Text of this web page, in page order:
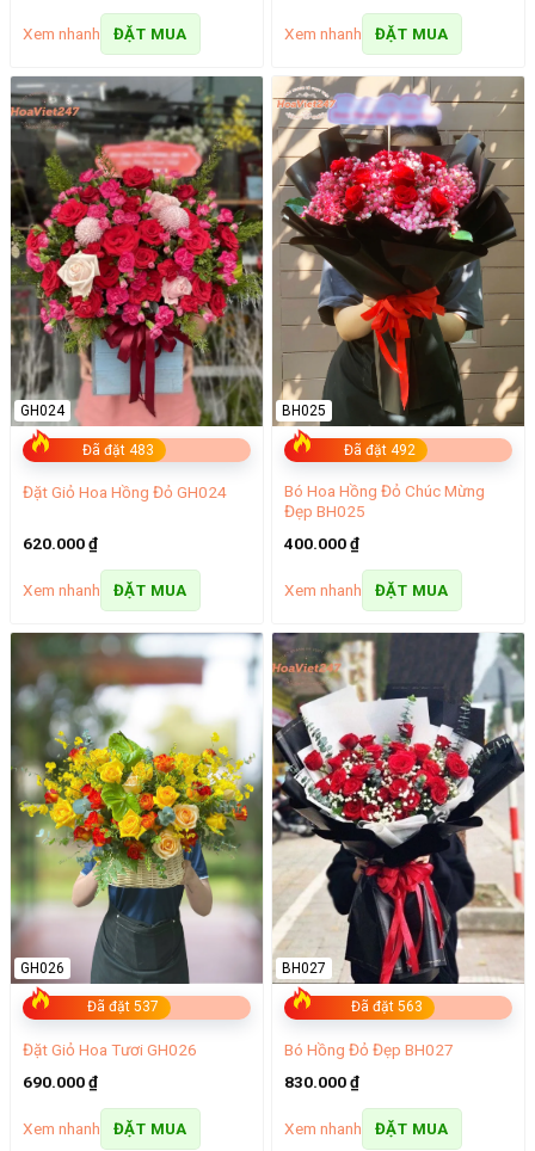
Xem nhanh ĐẶT MUA Xem nhanh ĐẶT MUA
Đã đặt 483
GH024
Đặt Giỏ Hoa Hồng Đỏ GH024
620.000₫
Xem nhanh ĐẶT MUA
Đã đặt 492
BH025
Bó Hoa Hồng Đỏ Chúc Mừng
Đẹp BH025
400.000₫
Xem nhanh ĐẶT MUA
Đã đặt 537
GH026
Đặt Giỏ Hoa Tươi GH026
690.000₫
Xem nhanh ĐẶT MUA
Đã đặt 563
BH027
Bó Hồng Đỏ Đẹp BH027
830.000₫
Xem nhanh ĐẶT MUA